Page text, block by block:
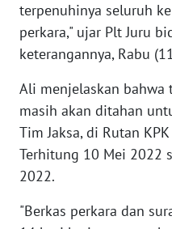
terpenuhinya seluruh
perkara," ujar Plt Juru
keterangannya, Rabu
Ali menjelaskan bahwa
masih akan ditahan
Tim Jaksa, di Rutan
Terhitung 10 Mei 2022
2022.
"Berkas perkara dan
REDAKSI
DISCLAIMER
Wahana
News